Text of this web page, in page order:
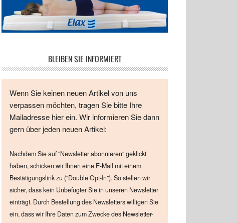
BLEIBEN SIE INFORMIERT
Wenn Sie keinen neuen Artikel von uns
verpassen möchten, tragen Sie bitte Ihre
Mailadresse hier ein. Wir informieren Sie dann
gern über jeden neuen Artikel:
Nachdem Sie auf "Newsletter abonnieren" geklickt
haben, schicken wir Ihnen eine E-Mail mit einem
Bestätigungslink zu ("Double Opt-In"). So stellen wir
sicher, dass kein Unbefugter Sie in unseren Newsletter
einträgt. Durch Bestellung des Newsletters willigen Sie
ein, dass wir Ihre Daten zum Zwecke des Newsletter-